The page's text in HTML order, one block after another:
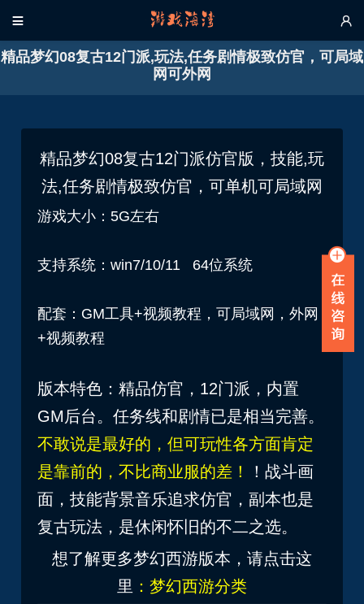
 
精品梦幻08复古12门派,玩法,任务剧情极致仿官，可局域
网可外网
精品梦幻08复古12门派仿官版，技能,玩
法,任务剧情极致仿官，可单机可局域网
游戏大小：5G左右
支持系统：win7/10/11 64位系统
配套：GM工具+视频教程，可局域网，外网
+视频教程
版本特色：精品仿官，12门派，内置
GM后台。任务线和剧情已是相当完善。
不敢说是最好的，但可玩性各方面肯定
是靠前的，不比商业服的差！
！战斗画
面，技能背景音乐追求仿官，副本也是
复古玩法，是休闲怀旧的不二之选。
想了解更多梦幻西游版本，请点击这
里 ： 梦幻西游分类